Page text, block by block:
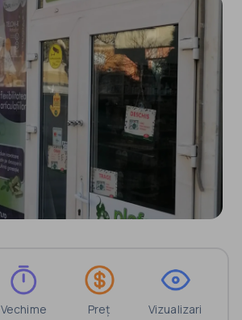
Vechime Preț Vizualizari